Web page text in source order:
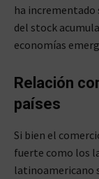
ha incrementado
del stock
economías
Relación
países
Si bien el
fuerte como los
latinoamericano